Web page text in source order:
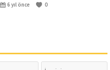
6 yıl önce 0